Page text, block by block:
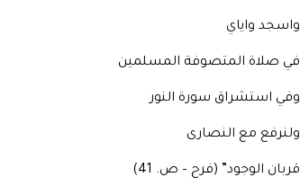
واسجد واياي
في صلاة المتصوفة المسلمين
وفي استشراق سورة النور
ولنرفع مع النصارى
قربان الوجود” (فرح – ص. 41)